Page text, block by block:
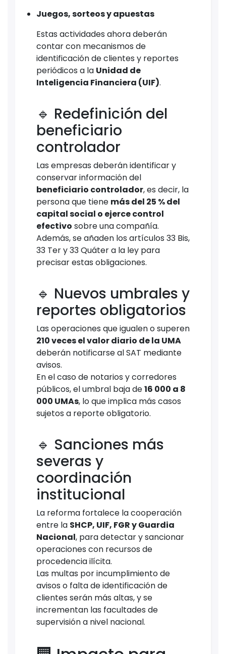
Juegos, sorteos y apuestas
Estas actividades ahora deberán
contar con mecanismos de
identificación de clientes y reportes
periódicos a la Unidad de
Inteligencia Financiera (UIF).
🔹 Redefinición del
beneficiario
controlador
Las empresas deberán identificar y
conservar información del
beneficiario controlador, es decir, la
persona que tiene más del 25 % del
capital social o ejerce control
efectivo sobre una compañía.
Además, se añaden los artículos 33 Bis,
33 Ter y 33 Quáter a la ley para
precisar estas obligaciones.
🔹 Nuevos umbrales y
reportes obligatorios
Las operaciones que igualen o superen
210 veces el valor diario de la UMA
deberán notificarse al SAT mediante
avisos.
En el caso de notarios y corredores
públicos, el umbral baja de16 000 a 8
000 UMAs, lo que implica más casos
sujetos a reporte obligatorio.
🔹 Sanciones más
severas y
coordinación
institucional
La reforma fortalece la cooperación
entre la SHCP, UIF, FGR y Guardia
Nacional, para detectar y sancionar
operaciones con recursos de
procedencia ilícita.
Las multas por incumplimiento de
avisos o falta de identificación de
clientes serán más altas, y se
incrementan las facultades de
supervisión a nivel nacional.